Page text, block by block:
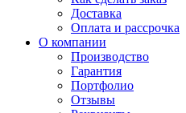
Доставка
Оплата и рассрочка
О компании
Производство
Гарантия
Портфолио
Отзывы